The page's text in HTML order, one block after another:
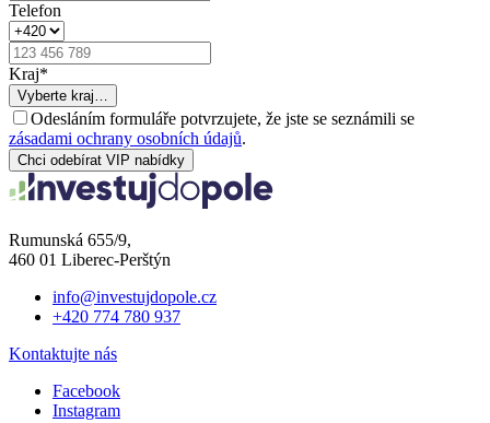
Telefon
Kraj*
Vyberte kraj…
Odesláním formuláře potvrzujete, že jste se seznámili se
zásadami ochrany osobních údajů.
Chci odebírat VIP nabídky
Rumunská 655/9,
460 01 Liberec-Perštýn
info@investujdopole.cz
+420 774 780 937
Kontaktujte nás
Facebook
Instagram